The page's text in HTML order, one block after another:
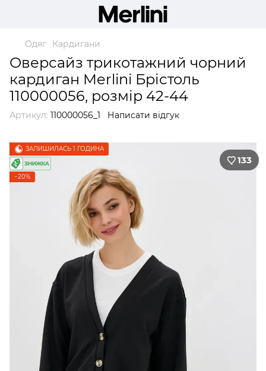
Одяг Кардигани
Оверсайз трикотажний чорний
кардиган Merlini Брістоль
110000056, розмір 42-44
Артикул: 110000056_1 Написати відгук
ЗАЛИШИЛАСЬ 1 ГОДИНА
−20%
133